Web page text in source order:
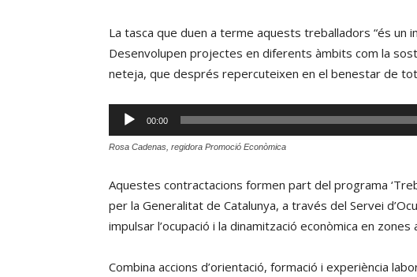
La tasca que duen a terme aquests treballadors “és un
Desenvolupen projectes en diferents àmbits com la
neteja, que després repercuteixen en el benestar de
Reproductor
d'àudio
00:00
Rosa Cadenas, regidora Promoció Econòmica
Aquestes contractacions formen part del programa
per la Generalitat de Catalunya, a través del Servei
impulsar l’ocupació i la dinamització econòmica en
Combina accions d’orientació, formació i experiència